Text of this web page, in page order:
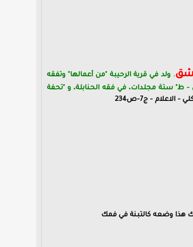
. ولد في قرية الرحيبة "من أعمالها" وتفقه
المنتهى - ط" ستة مجلدات، في فقه الحنابلة، و "تحفة
- الاعلام - ج7-ص234
هذا وضعه كالتبنة في فمك